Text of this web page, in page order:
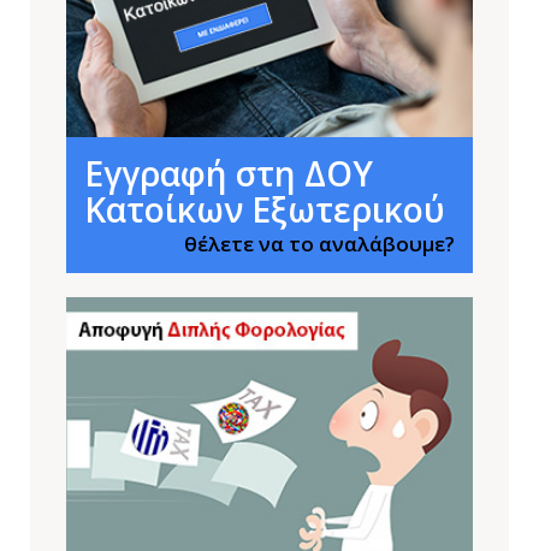
Εγγραφή στη ΔΟΥ
Κατοίκων Εξωτερικού
θέλετε να το αναλάβουμε?